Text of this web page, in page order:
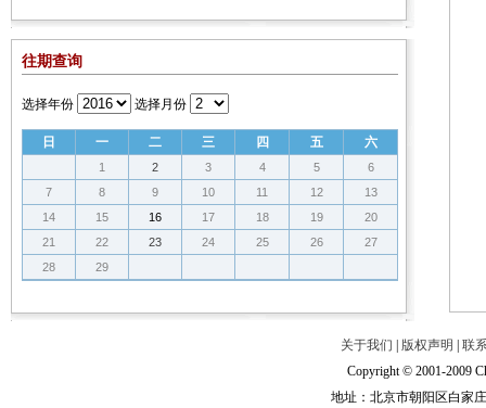
往期查询
选择年份 选择月份
日 一 二 三 四 五 六
1 2 3 4 5
6
7
8 9 10 11 12
13
14
15 16 17 18 19
20
21
22 23 24 25 26
27
28
29
关于我们 版权声明
联
Copyright © 2001-2009
地址：北京市朝阳区白家